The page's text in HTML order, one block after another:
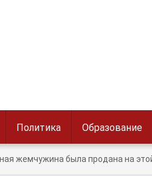
Политика Образование
жемчужина была продана на